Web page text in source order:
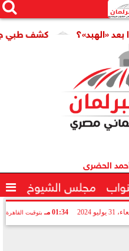

كشف طبي جديد
الحضرى
مجلس الشيوخ 
يوليو 2024 01:34 مـ بتوقيت القاهرة